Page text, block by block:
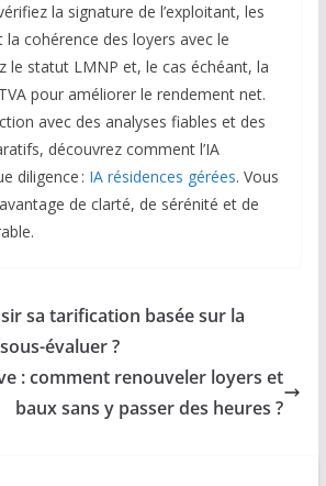
la signature de l’exploitant, les
la cohérence des loyers avec le
le statut LMNP et, le cas échéant, la
pour améliorer le rendement net.
avec des analyses fiables et des
découvrez comment l’IA
diligence : IA résidences gérées. Vous
de clarté, de sérénité et de
sa tarification basée sur la
évaluer ?
: comment renouveler loyers et
baux sans y passer des heures ?